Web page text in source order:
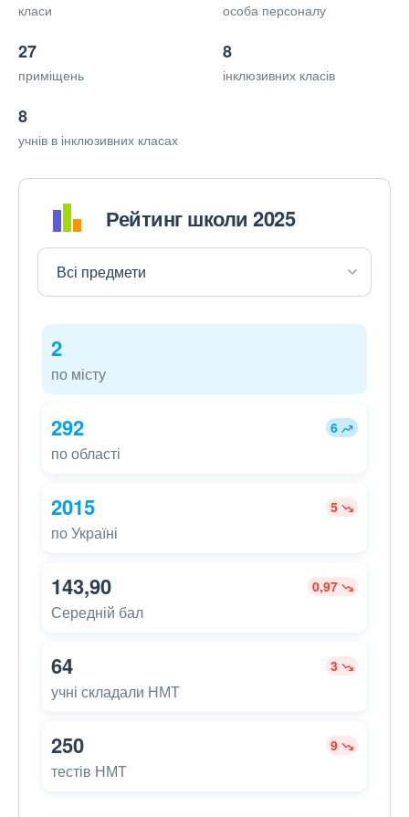
класи особа персоналу
27
приміщень
8
інклюзивних класів
8
учнів в інклюзивних класах
Рейтинг школи 2025
2
по місту
292 6
по області
2015 5
по Україні
143,90 0,97
Середній бал
64 3
учні складали НМТ
250 9
тестів НМТ